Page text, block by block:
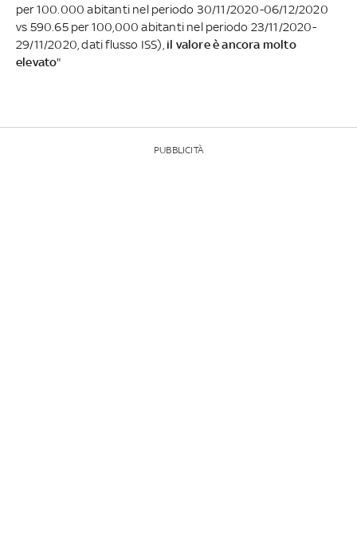
per 100.000 abitanti nel periodo 30/11/2020-06/12/2020
vs 590.65 per 100,000 abitanti nel periodo 23/11/2020-
29/11/2020, dati flusso ISS), il valore è ancora molto
elevato"
PUBBLICITÀ